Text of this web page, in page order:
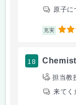
原子
充実 3
18
担当教
来てく